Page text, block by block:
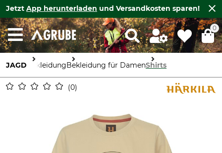
Jetzt App herunterladen und Versandkosten sparen!
0
JAGD BekleidungBekleidung für DamenShirts
0